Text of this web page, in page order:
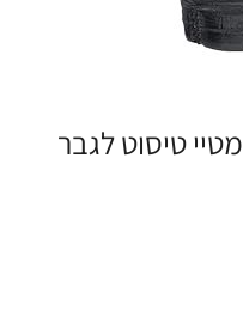
שעון MATHEY TISSOT מטיי טיסוט לגבר